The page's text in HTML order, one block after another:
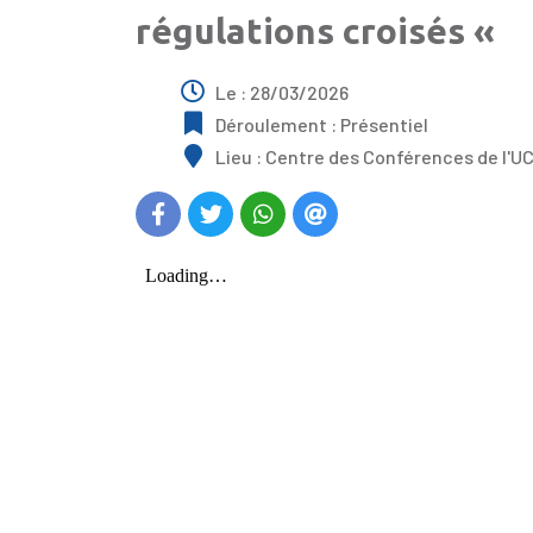
régulations croisés «
Le : 28/03/2026
Déroulement : Présentiel
Lieu : Centre des Conférences de